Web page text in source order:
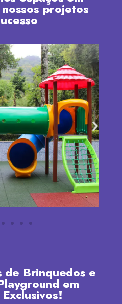
projetos
de Brinquedos e
em